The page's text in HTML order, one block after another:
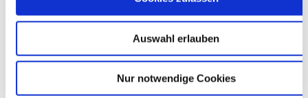
Auswahl erlauben
Nur notwendige Cookies